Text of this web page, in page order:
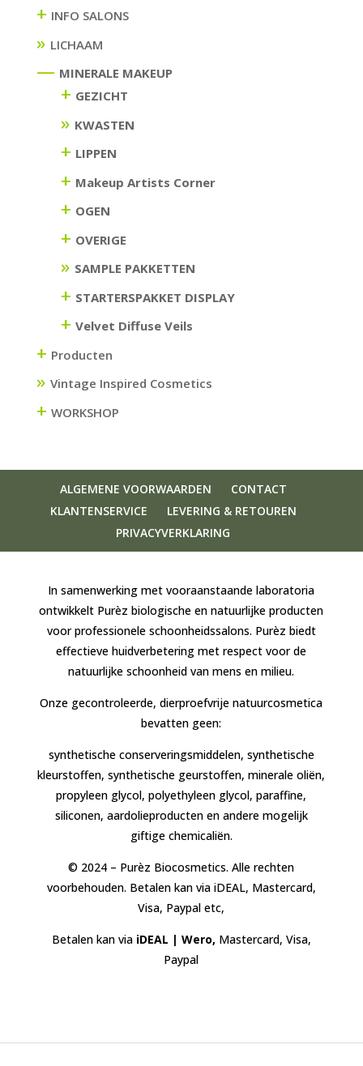
+ INFO SALONS
LICHAAM
— MINERALE MAKEUP
+ GEZICHT
KWASTEN
+ LIPPEN
+ Makeup Artists Corner
+ OGEN
+ OVERIGE
SAMPLE PAKKETTEN
+ STARTERSPAKKET DISPLAY
+ Velvet Diffuse Veils
+ Producten
Vintage Inspired Cosmetics
+ WORKSHOP
ALGEMENE VOORWAARDEN
CONTACT
KLANTENSERVICE
LEVERING & RETOUREN
PRIVACYVERKLARING
In samenwerking met vooraanstaande laboratoria
ontwikkelt Purèz biologische en natuurlijke producten
voor professionele schoonheidssalons. Purèz biedt
effectieve huidverbetering met respect voor de
natuurlijke schoonheid van mens en milieu.
Onze gecontroleerde, dierproefvrije natuurcosmetica
bevatten geen:
synthetische conserveringsmiddelen, synthetische
kleurstoffen, synthetische geurstoffen, minerale oliën,
propyleen glycol, polyethyleen glycol, paraffine,
siliconen, aardolieproducten en andere mogelijk
giftige chemicaliën.
© 2024 – Purèz Biocosmetics. Alle rechten
voorbehouden. Betalen kan via iDEAL, Mastercard,
Visa, Paypal etc,
Betalen kan via iDEAL | Wero, Mastercard, Visa,
Paypal